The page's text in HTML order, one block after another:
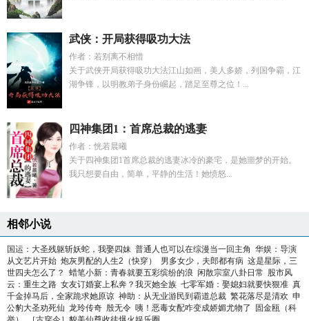
武侠：开局获得吸功大法
作者：若别离不相惜
关于武侠开局获得吸功大法江山如画，美人多娇，列国争霸，江
湖争锋，以明教弟子身份崛起，踏足至尊之位！...
四神集团1：首席总裁的逃妻
作者：恍若晨曦
关于四神集团1首席总裁的逃妻冰冷的豪宅，是她噩梦的开始。
我只想要自由，简单，平静的生活！她愤怒...
相邻小说
国运：大圣残躯斩妖蛇，我娶四妹 普通人也可以在综漫当一回主角 华娱：导演
从文艺片开始 炮灰男配的人生2（快穿） 男多女少，夫郎都有病 这是星际，三
世四夫怎么了？
蜡笔小新：青春就要五彩缤纷的浪 闲散宗室八卦日常 股市风
云：重生之路 女友订婚宴上私奔？我灭她全族 七零军婚：娶媳妇就要快狠准 真
千金掉马后，全家跪求她原谅 神助：从无业游民到霸道总裁 繁花落尽是清欢 申
公豹大圣劝死仙 龙玲传奇 殷无令 咦！恶毒女配咋变成娇媚尤物了
固金瓯（科